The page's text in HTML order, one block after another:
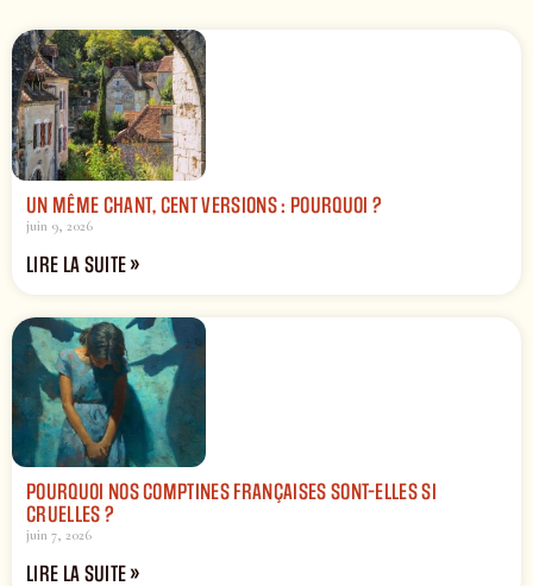
UN MÊME CHANT, CENT VERSIONS : POURQUOI ?
juin 9, 2026
LIRE LA SUITE »
POURQUOI NOS COMPTINES FRANÇAISES SONT-ELLES SI
CRUELLES ?
juin 7, 2026
LIRE LA SUITE »